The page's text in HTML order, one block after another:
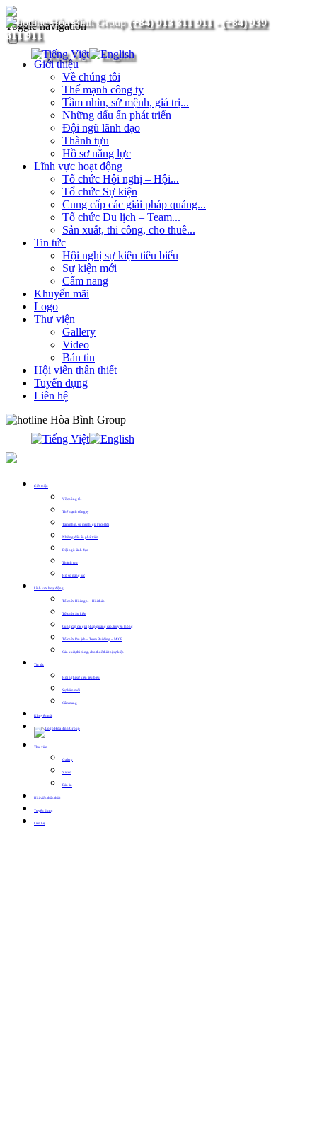
(+84) 913 311 911- (+84) 939
311 911
Toggle navigation
Giới thiệu
Về chúng tôi
Thế mạnh công ty
Tầm nhìn, sứ mệnh, giá trị...
Những dấu ấn phát triển
Đội ngũ lãnh đạo
Thành tựu
Hồ sơ năng lực
Lĩnh vực hoạt động
Tổ chức Hội nghị – Hội...
Tổ chức Sự kiện
Cung cấp các giải pháp quảng...
Tổ chức Du lịch – Team...
Sản xuất, thi công, cho thuê...
Tin tức
Hội nghị sự kiện tiêu biểu
Sự kiện mới
Cẩm nang
Khuyến mãi
Logo
Thư viện
Gallery
Video
Bản tin
Hội viên thân thiết
Tuyển dụng
Liên hệ
Giới thiệu
Về chúng tôi
Thế mạnh công ty
Tầm nhìn, sứ mệnh, giá trị cốt lõi
Những dấu ấn phát triển
Đội ngũ lãnh đạo
Thành tựu
Hồ sơ năng lực
Lĩnh vực hoạt động
Tổ chức Hội nghị – Hội thảo
Tổ chức Sự kiện
Cung cấp các giải pháp quảng cáo, truyền thông
Tổ chức Du lịch – Team Building – MICE
Sản xuất, thi công, cho thuê thiết bị sự kiện
Tin tức
Hội nghị sự kiện tiêu biểu
Sự kiện mới
Cẩm nang
Khuyến mãi
Thư viện
Gallery
Video
Bản tin
Hội viên thân thiết
Tuyển dụng
Liên hệ